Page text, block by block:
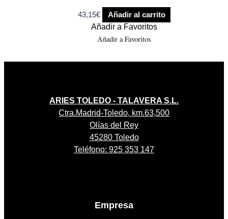
43,15€ Añadir al carrito
Añadir a Favoritos
Añadir a Favoritos
ARIES TOLEDO - TALAVERA S.L.
Ctra.Madrid-Toledo, km.63,500
Olías del Rey
45280 Toledo
Teléfono: 925 353 147
Empresa